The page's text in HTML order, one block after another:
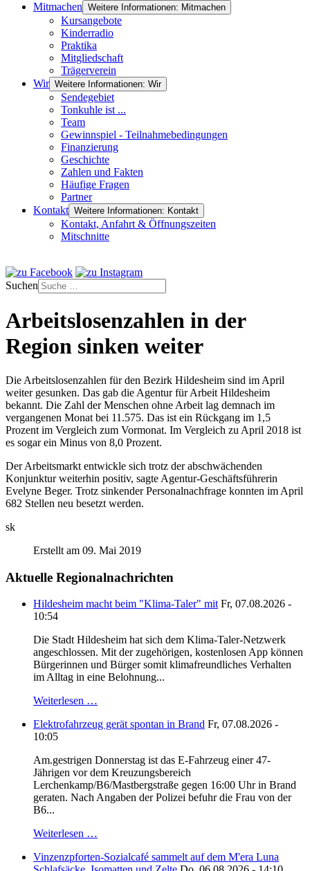
Mitmachen Weitere Informationen: Mitmachen
Kursangebote
Kinderradio
Praktika
Mitgliedschaft
Trägerverein
Wir Weitere Informationen: Wir
Sendegebiet
Tonkuhle ist ...
Team
Gewinnspiel - Teilnahmebedingungen
Finanzierung
Geschichte
Zahlen und Fakten
Häufige Fragen
Partner
Kontakt Weitere Informationen: Kontakt
Kontakt, Anfahrt & Öffnungszeiten
Mitschnitte
Suchen
Arbeitslosenzahlen in der
Region sinken weiter
Die Arbeitslosenzahlen für den Bezirk Hildesheim sind im April
weiter gesunken. Das gab die Agentur für Arbeit Hildesheim
bekannt. Die Zahl der Menschen ohne Arbeit lag demnach im
vergangenen Monat bei 11.575. Das ist ein Rückgang im 1,5
Prozent im Vergleich zum Vormonat. Im Vergleich zu April 2018 ist
es sogar ein Minus von 8,0 Prozent.
Der Arbeitsmarkt entwickle sich trotz der abschwächenden
Konjunktur weiterhin positiv, sagte Agentur-Geschäftsführerin
Evelyne Beger. Trotz sinkender Personalnachfrage konnten im April
682 Stellen neu besetzt werden.
sk
Erstellt am 09. Mai 2019
Aktuelle Regionalnachrichten
Hildesheim macht beim "Klima-Taler" mit Fr, 07.08.2026 -
10:54
Die Stadt Hildesheim hat sich dem Klima-Taler-Netzwerk
angeschlossen. Mit der zugehörigen, kostenlosen App können
Bürgerinnen und Bürger somit klimafreundliches Verhalten
im Alltag in eine Belohnung...
Weiterlesen …
Elektrofahrzeug gerät spontan in Brand Fr, 07.08.2026 -
10:05
Am.gestrigen Donnerstag ist das E-Fahrzeug einer 47-
Jährigen vor dem Kreuzungsbereich
Lerchenkamp/B6/Mastbergstraße gegen 16:00 Uhr in Brand
geraten. Nach Angaben der Polizei befuhr die Frau von der
B6...
Weiterlesen …
Vinzenzpforten-Sozialcafé sammelt auf dem M'era Luna